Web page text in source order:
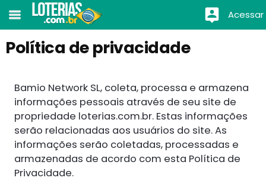
Acessar
Política de privacidade
Bamio Network SL, coleta, processa e armazena
informações pessoais através de seu site de
propriedade loterias.com.br. Estas informações
serão relacionadas aos usuários do site. As
informações serão coletadas, processadas e
armazenadas de acordo com esta Política de
Privacidade.